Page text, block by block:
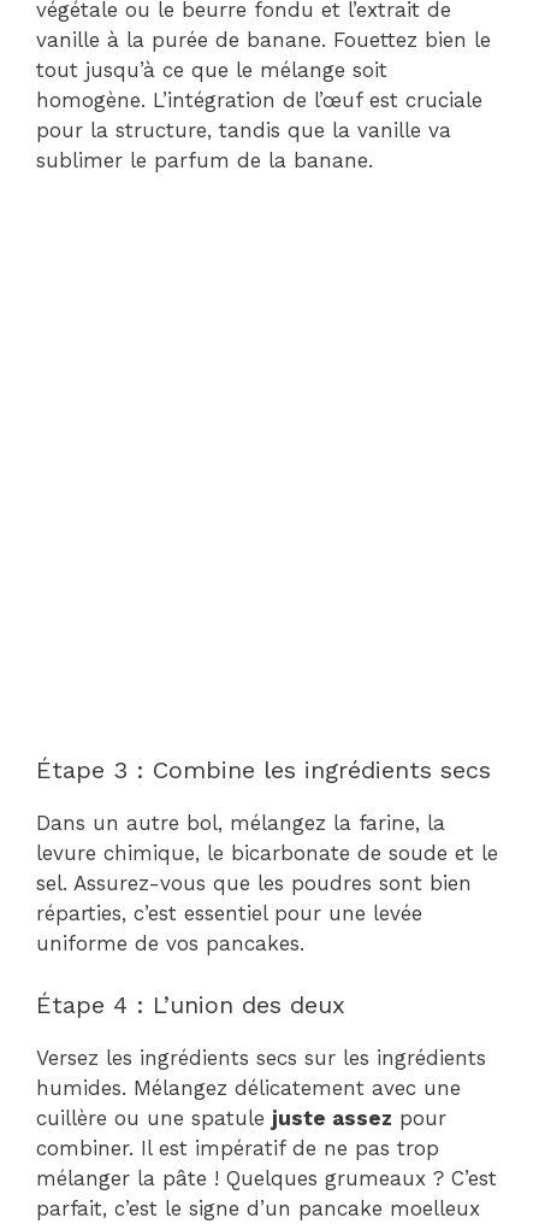
végétale ou le beurre fondu et l’extrait de
vanille à la purée de banane. Fouettez bien le
tout jusqu’à ce que le mélange soit
homogène. L’intégration de l’œuf est cruciale
pour la structure, tandis que la vanille va
sublimer le parfum de la banane.
Étape 3 : Combine les ingrédients secs
Dans un autre bol, mélangez la farine, la
levure chimique, le bicarbonate de soude et le
sel. Assurez-vous que les poudres sont bien
réparties, c’est essentiel pour une levée
uniforme de vos pancakes.
Étape 4 : L’union des deux
Versez les ingrédients secs sur les ingrédients
humides. Mélangez délicatement avec une
cuillère ou une spatule juste assez pour
combiner. Il est impératif de ne pas trop
mélanger la pâte ! Quelques grumeaux ? C’est
parfait, c’est le signe d’un pancake moelleux